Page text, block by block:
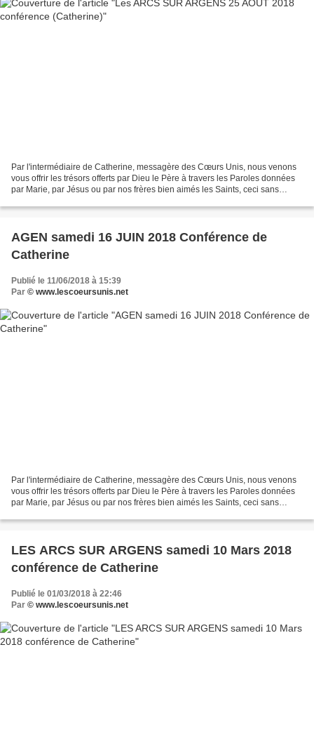
Par l'intermédiaire de Catherine, messagère des Cœurs Unis, nous venons
vous offrir les trésors offerts par Dieu le Père à travers les Paroles données
par Marie, par Jésus ou par nos frères bien aimés les Saints, ceci sans
AGEN samedi 16 JUIN 2018 Conférence de
Catherine
Publié le 11/06/2018 à 15:39
Par © www.lescoeursunis.net
Par l'intermédiaire de Catherine, messagère des Cœurs Unis, nous venons
vous offrir les trésors offerts par Dieu le Père à travers les Paroles données
par Marie, par Jésus ou par nos frères bien aimés les Saints, ceci sans
LES ARCS SUR ARGENS samedi 10 Mars 2018
conférence de Catherine
Publié le 01/03/2018 à 22:46
Par © www.lescoeursunis.net